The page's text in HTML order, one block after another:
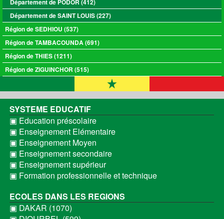
Département de SAINT LOUIS (227)
Région de SEDHIOU (537)
Région de TAMBACOUNDA (691)
Région de THIES (1211)
Région de ZIGUINCHOR (515)
SYSTEME EDUCATIF
▣ Education préscolaire
▣ Enseignement Elémentaire
▣ Enseignement Moyen
▣ Enseignement secondaire
▣ Enseignement supérieur
▣ Formation professionnelle et technique
ECOLES DANS LES REGIONS
▣ DAKAR (1070)